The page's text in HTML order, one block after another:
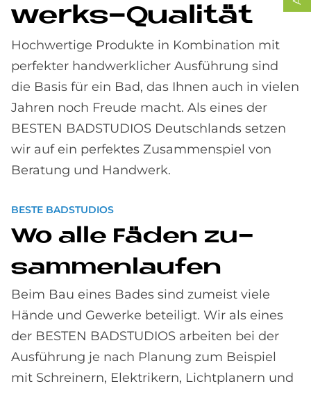
wer­ks-Qua­li­tät
Hochwertige Produkte in Kombination mit
perfekter handwerklicher Ausführung sind
die Basis für ein Bad, das Ihnen auch in vielen
Jahren noch Freude macht. Als eines der
BESTEN BADSTUDIOS Deutschlands setzen
wir auf ein perfektes Zusammenspiel von
Beratung und Handwerk.
BESTE BADSTUDIOS
Wo alle Fä­den zu­
sam­men­lau­fen
Beim Bau eines Bades sind zumeist viele
Hände und Ge­werke beteiligt. Wir als eines
der BESTEN BAD­STUDIOS arbeiten bei der
Aus­führung je nach Planung zum Beispiel
mit Schreinern, Elektrikern, Licht­planern und